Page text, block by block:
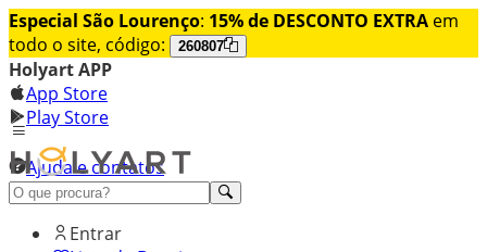
Especial São Lourenço: 15% de DESCONTO EXTRA em
todo o site, código:
260807
Holyart APP
App Store
Play Store
Ajuda e contatos
Conheça premium
Entrar